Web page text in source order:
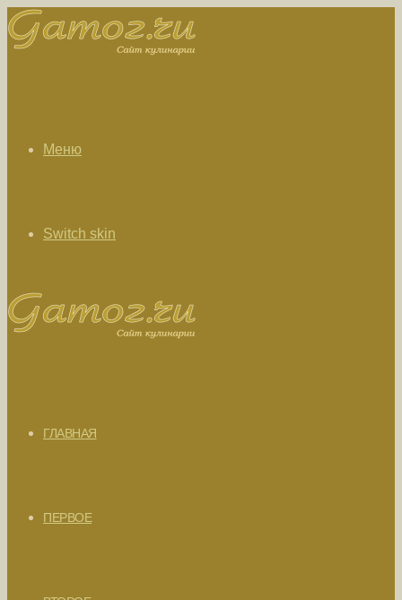
Меню
Switch skin
ГЛАВНАЯ
ПЕРВОЕ